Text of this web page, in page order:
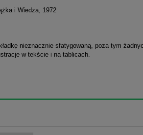
i Wiedza, 1972
nieznacznie sfatygowaną, poza tym
w tekście i na tablicach.